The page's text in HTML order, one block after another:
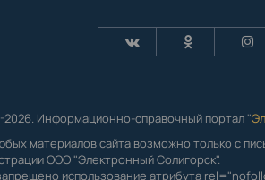
Информационно-справочный портал "
материалов сайта возможно только с
ООО "Электронный Солигорск".
использование атрибута